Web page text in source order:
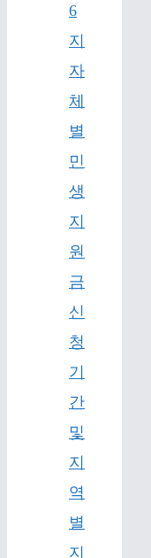
6
지
자
체
별
민
생
지
원
금
신
청
기
간
및
지
역
별
지